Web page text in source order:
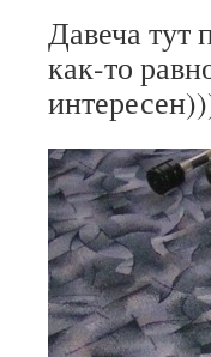
Давеча
как-то